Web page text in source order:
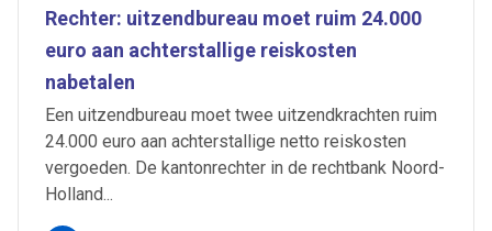
Rechter: uitzendbureau moet ruim 24.000
euro aan achterstallige reiskosten
nabetalen
Een uitzendbureau moet twee uitzendkrachten ruim
24.000 euro aan achterstallige netto reiskosten
vergoeden. De kantonrechter in de rechtbank Noord-
Holland...